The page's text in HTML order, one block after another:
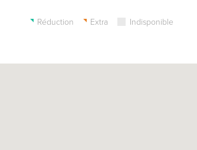
Réduction Extra Indisponible